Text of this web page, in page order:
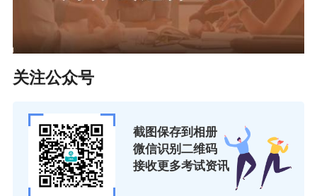
关注公众号
截图保存到相册
微信识别二维码
接收更多考试资讯